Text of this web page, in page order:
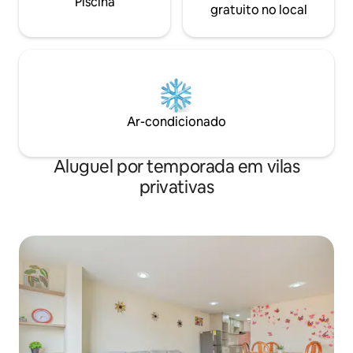
gratuito no local
Ar-condicionado
Aluguel por temporada em vilas
privativas